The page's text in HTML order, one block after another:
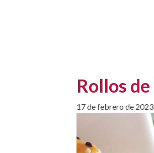
Rollos
17 de febrero de 2023